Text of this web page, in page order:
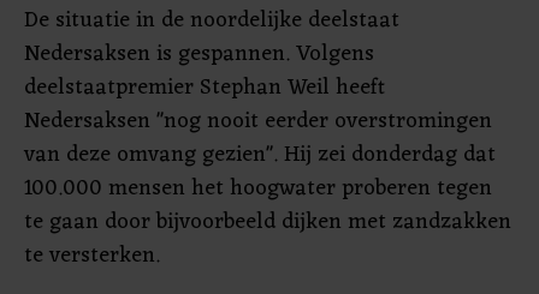
De situatie in de noordelijke deelstaat
Nedersaksen is gespannen. Volgens
deelstaatpremier Stephan Weil heeft
Nedersaksen "nog nooit eerder overstromingen
van deze omvang gezien". Hij zei donderdag dat
100.000 mensen het hoogwater proberen tegen
te gaan door bijvoorbeeld dijken met zandzakken
te versterken.